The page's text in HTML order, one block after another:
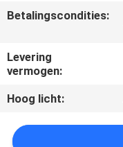
NIEUWS
GEVALLEN
SITEMAP
Betalingscondities:
Levering
vermogen:
Hoog licht: